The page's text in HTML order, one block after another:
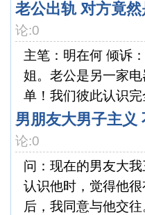
老公出轨 对方竟
论:0
主笔：明在何 倾诉
姐。老公是另一家
单！我们彼此认识
男朋友大男子主义
论:0
问：现在的男友大
认识他时，觉得他
后，我同意与他交